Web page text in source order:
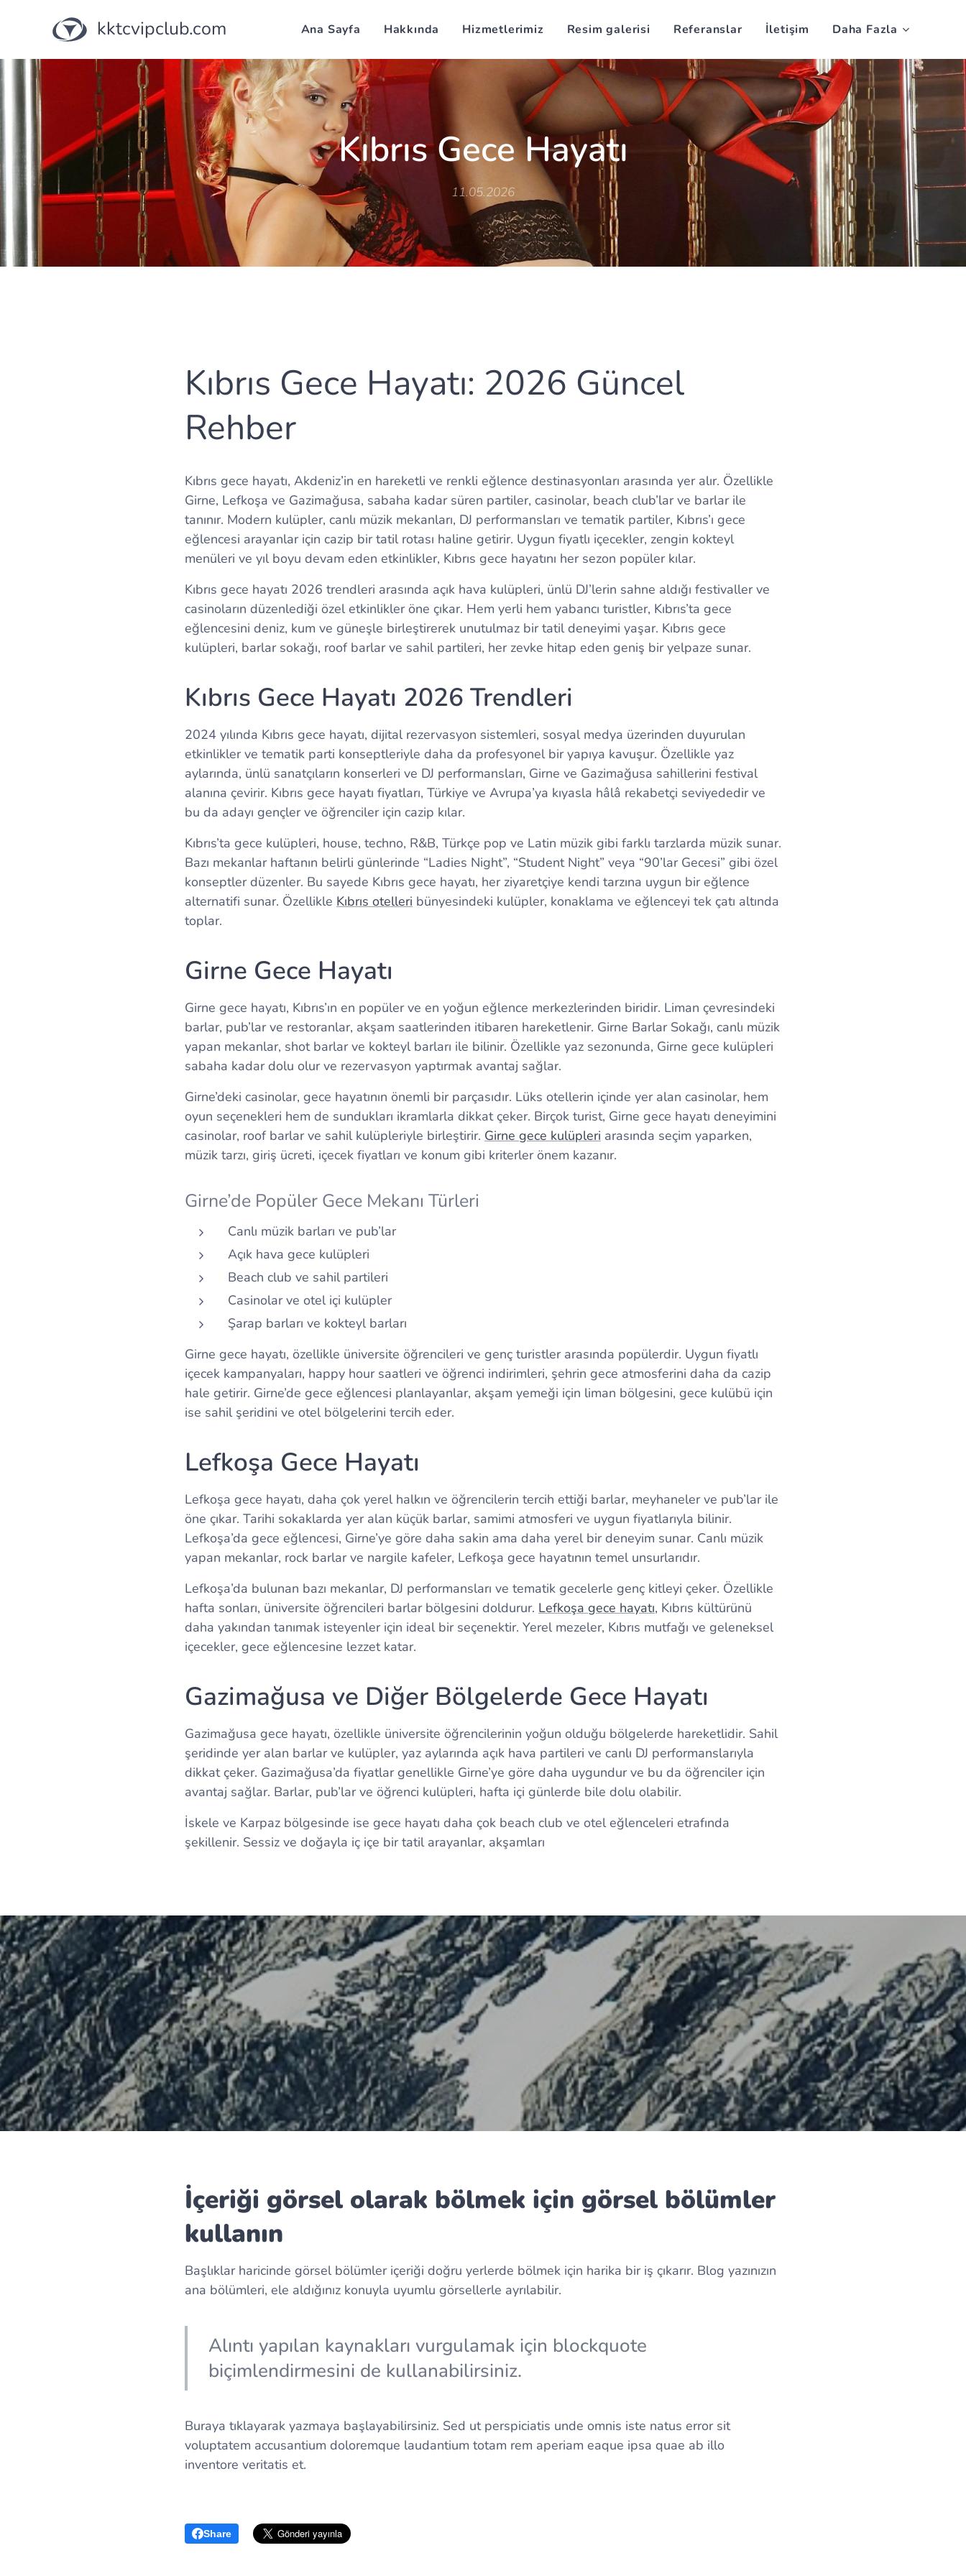
kktcvipclub.com Ana Sayfa Hakkında Hizmetlerimiz Resim galerisi Referanslar İletişim Daha Fazla
Kıbrıs Gece Hayatı
11.05.2026
Kıbrıs Gece Hayatı: 2026 Güncel
Rehber
Kıbrıs gece hayatı, Akdeniz’in en hareketli ve renkli eğlence destinasyonları arasında yer alır. Özellikle
Girne, Lefkoşa ve Gazimağusa, sabaha kadar süren partiler, casinolar, beach club’lar ve barlar ile
tanınır. Modern kulüpler, canlı müzik mekanları, DJ performansları ve tematik partiler, Kıbrıs’ı gece
eğlencesi arayanlar için cazip bir tatil rotası haline getirir. Uygun fiyatlı içecekler, zengin kokteyl
menüleri ve yıl boyu devam eden etkinlikler, Kıbrıs gece hayatını her sezon popüler kılar.
Kıbrıs gece hayatı 2026 trendleri arasında açık hava kulüpleri, ünlü DJ’lerin sahne aldığı festivaller ve
casinoların düzenlediği özel etkinlikler öne çıkar. Hem yerli hem yabancı turistler, Kıbrıs’ta gece
eğlencesini deniz, kum ve güneşle birleştirerek unutulmaz bir tatil deneyimi yaşar. Kıbrıs gece
kulüpleri, barlar sokağı, roof barlar ve sahil partileri, her zevke hitap eden geniş bir yelpaze sunar.
Kıbrıs Gece Hayatı 2026 Trendleri
2024 yılında Kıbrıs gece hayatı, dijital rezervasyon sistemleri, sosyal medya üzerinden duyurulan
etkinlikler ve tematik parti konseptleriyle daha da profesyonel bir yapıya kavuşur. Özellikle yaz
aylarında, ünlü sanatçıların konserleri ve DJ performansları, Girne ve Gazimağusa sahillerini festival
alanına çevirir. Kıbrıs gece hayatı fiyatları, Türkiye ve Avrupa’ya kıyasla hâlâ rekabetçi seviyededir ve
bu da adayı gençler ve öğrenciler için cazip kılar.
Kıbrıs’ta gece kulüpleri, house, techno, R&B, Türkçe pop ve Latin müzik gibi farklı tarzlarda müzik sunar.
Bazı mekanlar haftanın belirli günlerinde “Ladies Night”, “Student Night” veya “90’lar Gecesi” gibi özel
konseptler düzenler. Bu sayede Kıbrıs gece hayatı, her ziyaretçiye kendi tarzına uygun bir eğlence
alternatifi sunar. Özellikle Kıbrıs otelleri bünyesindeki kulüpler, konaklama ve eğlenceyi tek çatı altında
toplar.
Girne Gece Hayatı
Girne gece hayatı, Kıbrıs’ın en popüler ve en yoğun eğlence merkezlerinden biridir. Liman çevresindeki
barlar, pub’lar ve restoranlar, akşam saatlerinden itibaren hareketlenir. Girne Barlar Sokağı, canlı müzik
yapan mekanlar, shot barlar ve kokteyl barları ile bilinir. Özellikle yaz sezonunda, Girne gece kulüpleri
sabaha kadar dolu olur ve rezervasyon yaptırmak avantaj sağlar.
Girne’deki casinolar, gece hayatının önemli bir parçasıdır. Lüks otellerin içinde yer alan casinolar, hem
oyun seçenekleri hem de sundukları ikramlarla dikkat çeker. Birçok turist, Girne gece hayatı deneyimini
casinolar, roof barlar ve sahil kulüpleriyle birleştirir. Girne gece kulüpleri arasında seçim yaparken,
müzik tarzı, giriş ücreti, içecek fiyatları ve konum gibi kriterler önem kazanır.
Girne’de Popüler Gece Mekanı Türleri
Canlı müzik barları ve pub’lar
Açık hava gece kulüpleri
Beach club ve sahil partileri
Casinolar ve otel içi kulüpler
Şarap barları ve kokteyl barları
Girne gece hayatı, özellikle üniversite öğrencileri ve genç turistler arasında popülerdir. Uygun fiyatlı
içecek kampanyaları, happy hour saatleri ve öğrenci indirimleri, şehrin gece atmosferini daha da cazip
hale getirir. Girne’de gece eğlencesi planlayanlar, akşam yemeği için liman bölgesini, gece kulübü için
ise sahil şeridini ve otel bölgelerini tercih eder.
Lefkoşa Gece Hayatı
Lefkoşa gece hayatı, daha çok yerel halkın ve öğrencilerin tercih ettiği barlar, meyhaneler ve pub’lar ile
öne çıkar. Tarihi sokaklarda yer alan küçük barlar, samimi atmosferi ve uygun fiyatlarıyla bilinir.
Lefkoşa’da gece eğlencesi, Girne’ye göre daha sakin ama daha yerel bir deneyim sunar. Canlı müzik
yapan mekanlar, rock barlar ve nargile kafeler, Lefkoşa gece hayatının temel unsurlarıdır.
Lefkoşa’da bulunan bazı mekanlar, DJ performansları ve tematik gecelerle genç kitleyi çeker. Özellikle
hafta sonları, üniversite öğrencileri barlar bölgesini doldurur. Lefkoşa gece hayatı, Kıbrıs kültürünü
daha yakından tanımak isteyenler için ideal bir seçenektir. Yerel mezeler, Kıbrıs mutfağı ve geleneksel
içecekler, gece eğlencesine lezzet katar.
Gazimağusa ve Diğer Bölgelerde Gece Hayatı
Gazimağusa gece hayatı, özellikle üniversite öğrencilerinin yoğun olduğu bölgelerde hareketlidir. Sahil
şeridinde yer alan barlar ve kulüpler, yaz aylarında açık hava partileri ve canlı DJ performanslarıyla
dikkat çeker. Gazimağusa’da fiyatlar genellikle Girne’ye göre daha uygundur ve bu da öğrenciler için
avantaj sağlar. Barlar, pub’lar ve öğrenci kulüpleri, hafta içi günlerde bile dolu olabilir.
İskele ve Karpaz bölgesinde ise gece hayatı daha çok beach club ve otel eğlenceleri etrafında
şekillenir. Sessiz ve doğayla iç içe bir tatil arayanlar, akşamları
İçeriği görsel olarak bölmek için görsel bölümler
kullanın
Başlıklar haricinde görsel bölümler içeriği doğru yerlerde bölmek için harika bir iş çıkarır. Blog yazınızın
ana bölümleri, ele aldığınız konuyla uyumlu görsellerle ayrılabilir.
Alıntı yapılan kaynakları vurgulamak için blockquote
biçimlendirmesini de kullanabilirsiniz.
Buraya tıklayarak yazmaya başlayabilirsiniz. Sed ut perspiciatis unde omnis iste natus error sit
voluptatem accusantium doloremque laudantium totam rem aperiam eaque ipsa quae ab illo
inventore veritatis et.
Share